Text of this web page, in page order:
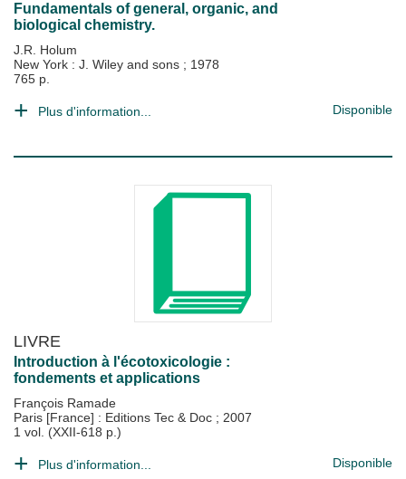
Fundamentals of general, organic, and
biological chemistry.
J.R. Holum
New York : J. Wiley and sons ; 1978
765 p.
Plus d'information... Disponible
LIVRE
Introduction à l'écotoxicologie :
fondements et applications
François Ramade
Paris [France] : Editions Tec & Doc ; 2007
1 vol. (XXII-618 p.)
Plus d'information... Disponible